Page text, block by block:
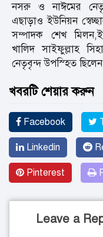
নসরু ও নাঈমের
এছাড়াও ইউনিয়ন
সম্পাদক শেখ
খালিদ সাইফুল্লাহ
নেতৃবৃন্দ উপস্হিত
খবরটি শেয়ার করুন
Facebook
Linkedin
Pinterest
Leave a